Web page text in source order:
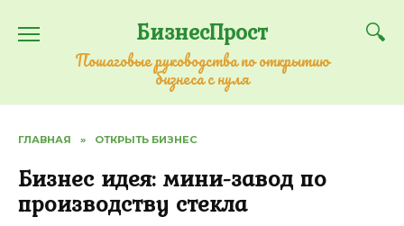
содержанию
БизнесПрост
Пошаговые руководства по открытию
бизнеса с нуля
ГЛАВНАЯ » ОТКРЫТЬ БИЗНЕС
Бизнес идея: мини-завод по
производству стекла